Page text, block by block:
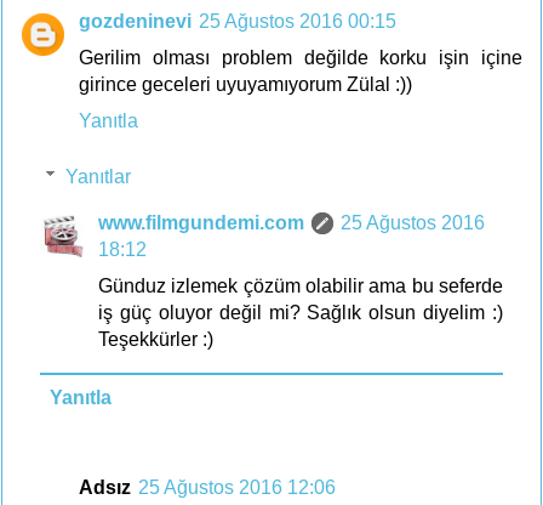
gozdeninevi 25 Ağustos 2016 00:15
Gerilim olması problem değilde korku işin içine
girince geceleri uyuyamıyorum Zülal :))
Yanıtla
Yanıtlar
www.filmgundemi.com
25 Ağustos 2016
18:12
Günduz izlemek çözüm olabilir ama bu seferde
iş güç oluyor değil mi? Sağlık olsun diyelim :)
Teşekkürler :)
Yanıtla
Adsız 25 Ağustos 2016 12:06